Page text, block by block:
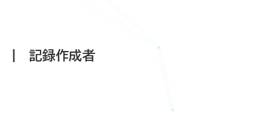
記録作成者